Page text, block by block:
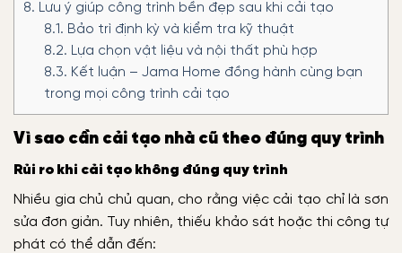
8. Lưu ý giúp công trình bền đẹp sau khi cải tạo
8.1. Bảo trì định kỳ và kiểm tra kỹ thuật
8.2. Lựa chọn vật liệu và nội thất phù hợp
8.3. Kết luận – Jama Home đồng hành cùng bạn
trong mọi công trình cải tạo
Vì sao cần cải tạo nhà cũ theo đúng quy trình
Rủi ro khi cải tạo không đúng quy trình
Nhiều gia chủ chủ quan, cho rằng việc cải tạo chỉ là sơn
sửa đơn giản. Tuy nhiên, thiếu khảo sát hoặc thi công tự
phát có thể dẫn đến: